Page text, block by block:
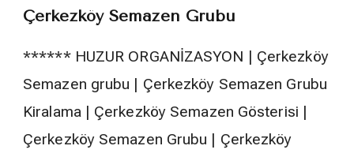
Çerkezköy Semazen Grubu
****** HUZUR ORGANİZASYON | Çerkezköy
Semazen grubu | Çerkezköy Semazen Grubu
Kiralama | Çerkezköy Semazen Gösterisi |
Çerkezköy Semazen Grubu | Çerkezköy